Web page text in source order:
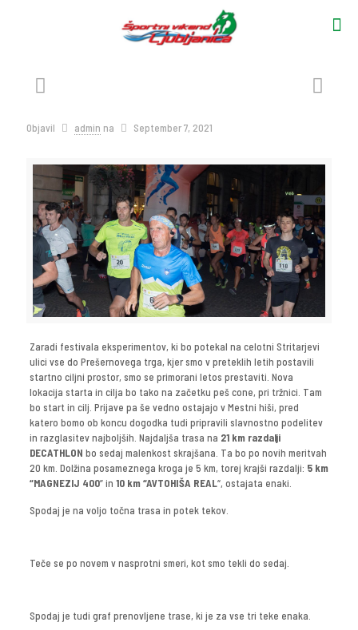
Objavil admin na September 7, 2021
Zaradi festivala eksperimentov, ki bo potekal na celotni Stritarjevi
ulici vse do Prešernovega trga, kjer smo v preteklih letih postavili
startno ciljni prostor, smo se primorani letos prestaviti. Nova
lokacija starta in cilja bo tako na začetku peš cone, pri tržnici. Tam
bo start in cilj. Prijave pa še vedno ostajajo v Mestni hiši, pred
katero bomo ob koncu dogodka tudi pripravili slavnostno podelitev
in razglasitev najboljših. Najdaljša trasa na 21 km razdalji
DECATHLON bo sedaj malenkost skrajšana. Ta bo po novih meritvah
20 km. Dolžina posameznega kroga je 5 km, torej krajši razdalji: 5 km
“MAGNEZIJ 400” in 10 km “AVTOHIŠA REAL“, ostajata enaki.
Spodaj je na voljo točna trasa in potek tekov.
Teče se po novem v nasprotni smeri, kot smo tekli do sedaj.
Spodaj je tudi graf prenovljene trase, ki je za vse tri teke enaka.